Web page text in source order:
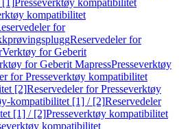
[1]Presseverktøy kompatibilitet
kompatibilitet
for
Reservedeler for
Verktøy for Geberit
for Geberit MapressPresseverktøy
for Presseverktøy kompatibilitet
[2]Reservedeler for Presseverktøy
kompatibilitet [1] / [2]Reservedeler
[1] / [2]Presseverktøy kompatibilitet
kompatibilitet